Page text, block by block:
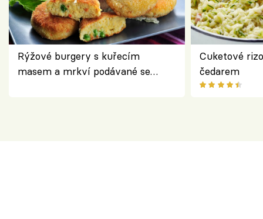
Rýžové burgery s kuřecím
masem a mrkví podávané se
Cuketové
čedarem